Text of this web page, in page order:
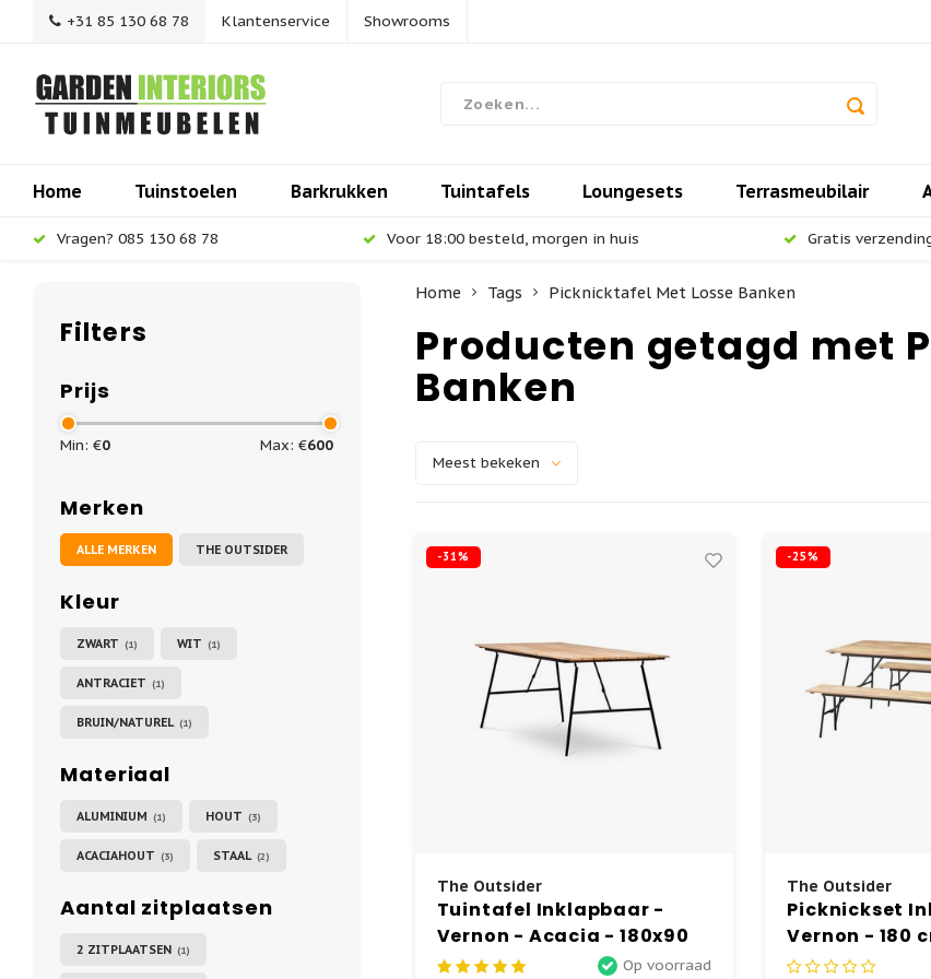
+31 85 130 68 78 Klantenservice Showrooms
Home Tuinstoelen Barkrukken Tuintafels Loungesets Terrasmeubilair
Vragen? 085 130 68 78 Voor 18:00 besteld, morgen in huis Gratis
Filters
Prijs
Min: €0 Max: €600
Merken
ALLE MERKEN THE OUTSIDER
Kleur
ZWART (1) WIT (1)
ANTRACIET (1)
BRUIN/NATUREL (1)
Materiaal
ALUMINIUM (1) HOUT (3)
ACACIAHOUT (3) STAAL (2)
Aantal zitplaatsen
2 ZITPLAATSEN (1)
Home Tags Picknicktafel Met Losse Banken
Producten getagd met
Banken
Meest bekeken
-31%
The Outsider
Tuintafel Inklapbaar -
Vernon - Acacia - 180x90
cm - Garden InteriorsOp voorraad
-25%
The Outsider
Picknickset
Vernon - 180
Garden